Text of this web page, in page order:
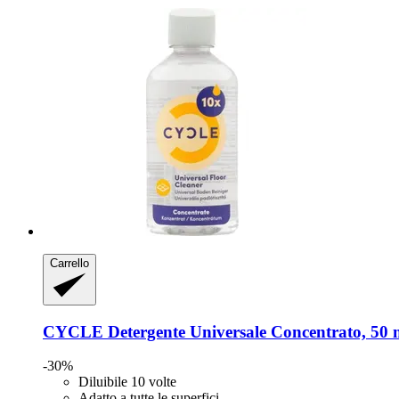
Carrello
CYCLE Detergente Universale Concentrato, 50
-30%
Diluibile 10 volte